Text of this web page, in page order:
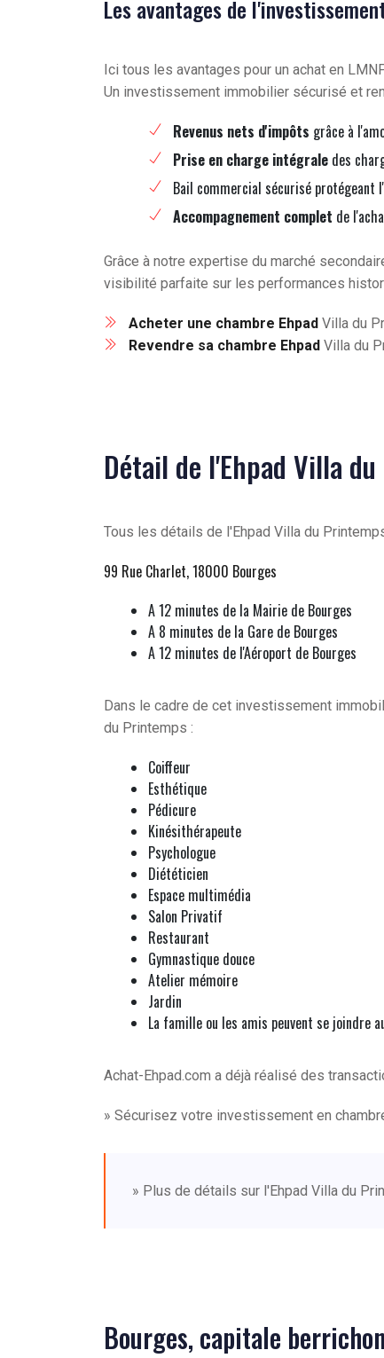
Les avantages de
Ici tous les avantages pour un achat en
Un investissement immobilier sécurisé et
Revenus nets d'impôts grâce à
Prise en charge intégrale des
Bail commercial sécurisé protégeant
Accompagnement complet de
Grâce à notre expertise du marché
visibilité parfaite sur les performances
Acheter une chambre Ehpad Villa du
Revendre sa chambre Ehpad Villa du
Détail de l'Ehpad Villa
Tous les détails de l'Ehpad Villa du
99 Rue Charlet, 18000 Bourges
A 12 minutes de la Mairie de Bourges
A 8 minutes de la Gare de Bourges
A 12 minutes de l'Aéroport de Bourges
Dans le cadre de cet investissement
du Printemps :
Coiffeur
Esthétique
Pédicure
Kinésithérapeute
Psychologue
Diététicien
Espace multimédia
Salon Privatif
Restaurant
Gymnastique douce
Atelier mémoire
Jardin
La famille ou les amis peuvent se joindre
Achat-Ehpad.com a déjà réalisé des
» Sécurisez votre investissement en
» Plus de détails sur l'Ehpad Villa du
Bourges, capitale